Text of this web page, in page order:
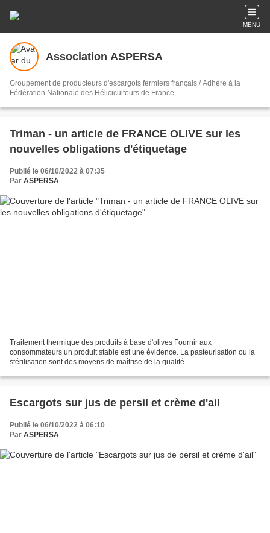
MENU
Association ASPERSA
Groupement de producteurs d'escargots fermiers français / Adhère à la
Fédération Nationale des Héliciculteurs de France
Triman - un article de FRANCE OLIVE sur les
nouvelles obligations d'étiquetage
Publié le 06/10/2022 à 07:35
Par ASPERSA
Traitement thermique des produits à base d'olives Fournir aux
consommateurs un produit stable est une évidence. La pasteurisation ou la
stérilisation sont des moyens de maîtrise de la qualité ...
Escargots sur jus de persil et crème d'ail
Publié le 06/10/2022 à 06:10
Par ASPERSA